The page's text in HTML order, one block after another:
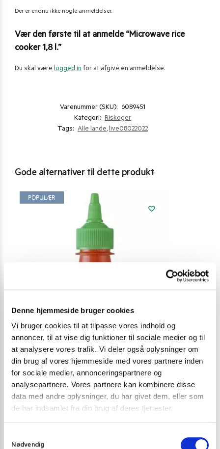
Denne hjemmeside bruger cookies
Vi bruger cookies til at tilpasse vores indhold og
annoncer, til at vise dig funktioner til sociale medier og til
at analysere vores trafik. Vi deler også oplysninger om
din brug af vores hjemmeside med vores partnere inden
for sociale medier, annonceringspartnere og
analysepartnere. Vores partnere kan kombinere disse
data med andre oplysninger, du har givet dem, eller som
de har indsamlet fra din brug af deres tjenester.
Nødvendig
Der er endnu ikke nogle anmeldelser.
Vær den første til at anmelde “Microwave rice
cooker 1,8 l.”
Du skal være logged in for at afgive en anmeldelse.
Varenummer (SKU): 6089451
Kategori: Riskoger
Tags: Alle lande, live08022022
Gode alternativer til dette produkt
POPULÆR
SRIRACHA CHILISAUCE OG ANDRE CHILI SAUCER
Sriracha Chili Sauce original 200ml